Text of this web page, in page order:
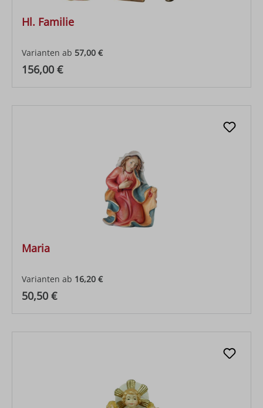
Hl. Familie
Varianten ab 57,00 €
Regulärer Preis:
156,00 €
Maria
Varianten ab 16,20 €
Regulärer Preis:
50,50 €